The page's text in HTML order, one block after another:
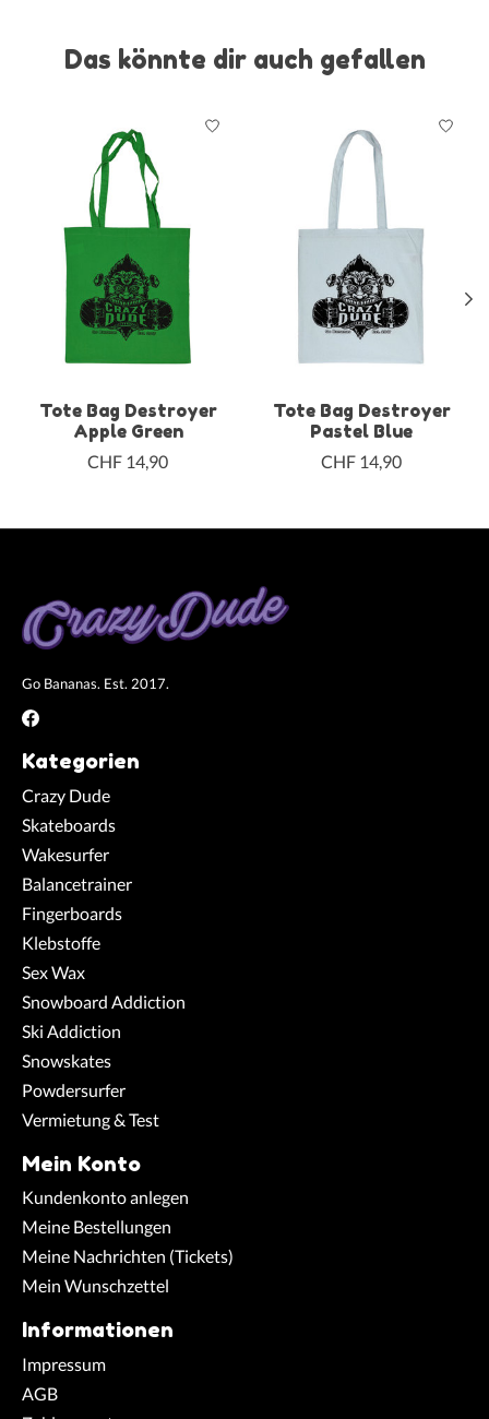
Das könnte dir auch gefallen
Produkt-Karussell-Artikel
Tote Bag Destroyer
Apple Green
CHF 14,90
Tote Bag Destroyer
Pastel Blue
CHF 14,90
Go Bananas. Est. 2017.
Kategorien
Crazy Dude
Skateboards
Wakesurfer
Balancetrainer
Fingerboards
Klebstoffe
Sex Wax
Snowboard Addiction
Ski Addiction
Snowskates
Powdersurfer
Vermietung & Test
Mein Konto
Kundenkonto anlegen
Meine Bestellungen
Meine Nachrichten (Tickets)
Mein Wunschzettel
Informationen
Impressum
AGB